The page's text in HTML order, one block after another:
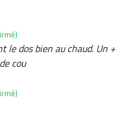
le dos bien au chaud. Un +
cou